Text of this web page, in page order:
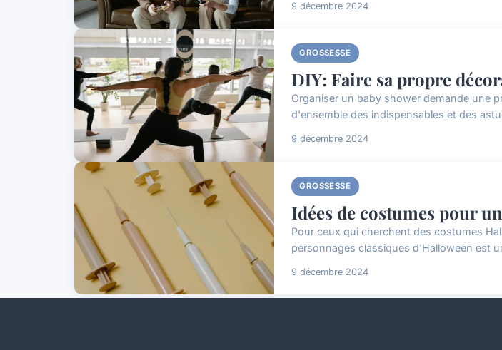
9 décembre 2024
GROSSESSE
DIY: Faire sa propre
Organiser un baby shower demande une
d'ensemble des indispensables et des
9 décembre 2024
GROSSESSE
Idées de costumes pour
Pour ceux qui cherchent des costumes
personnages classiques d'Halloween est
9 décembre 2024